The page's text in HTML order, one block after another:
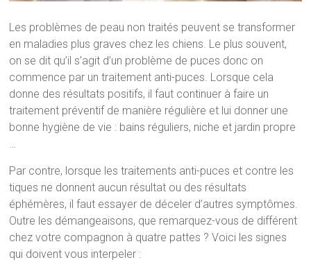
Les problèmes de peau non traités peuvent se transformer
en maladies plus graves chez les chiens. Le plus souvent,
on se dit qu’il s’agit d’un problème de puces donc on
commence par un traitement anti-puces. Lorsque cela
donne des résultats positifs, il faut continuer à faire un
traitement préventif de manière régulière et lui donner une
bonne hygiène de vie : bains réguliers, niche et jardin propre
…
Par contre, lorsque les traitements anti-puces et contre les
tiques ne donnent aucun résultat ou des résultats
éphémères, il faut essayer de déceler d’autres symptômes.
Outre les démangeaisons, que remarquez-vous de différent
chez votre compagnon à quatre pattes ? Voici les signes
qui doivent vous interpeler :